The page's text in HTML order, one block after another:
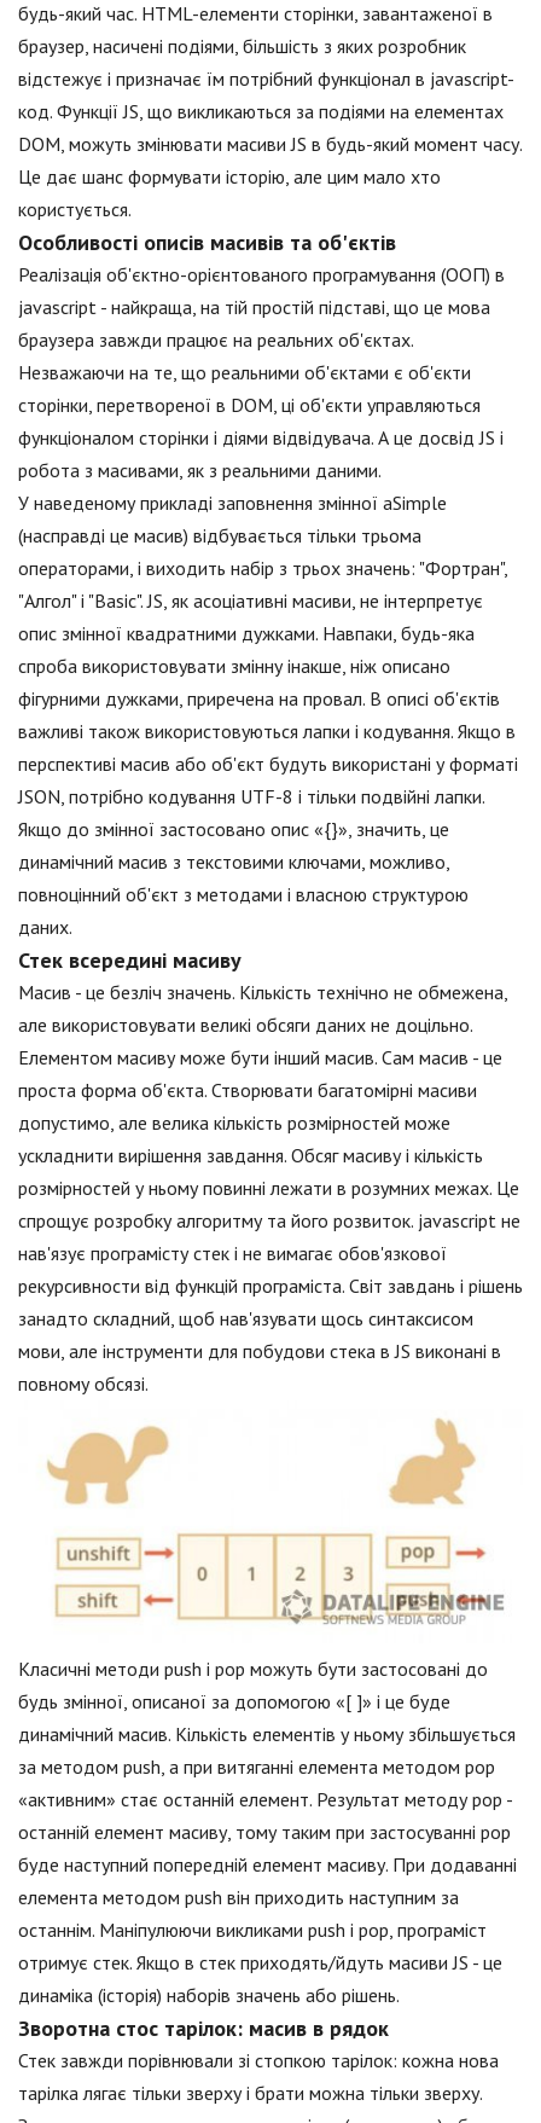
будь-який час. HTML-елементи сторінки, завантаженої в
браузер, насичені подіями, більшість з яких розробник
відстежує і призначає їм потрібний функціонал в jаvascript-
код. Функції JS, що викликаються за подіями на елементах
DOM, можуть змінювати масиви JS в будь-який момент часу.
Це дає шанс формувати історію, але цим мало хто
користується.
Особливості описів масивів та об'єктів
Реалізація об'єктно-орієнтованого програмування (ООП) в
jаvascript - найкраща, на тій простій підставі, що це мова
браузера завжди працює на реальних об'єктах.
Незважаючи на те, що реальними об'єктами є об'єкти
сторінки, перетвореної в DOM, ці об'єкти управляються
функціоналом сторінки і діями відвідувача. А це досвід JS і
робота з масивами, як з реальними даними.
У наведеному прикладі заповнення змінної aSimple
(насправді це масив) відбувається тільки трьома
операторами, і виходить набір з трьох значень: "Фортран",
"Алгол" і "Basic". JS, як асоціативні масиви, не інтерпретує
опис змінної квадратними дужками. Навпаки, будь-яка
спроба використовувати змінну інакше, ніж описано
фігурними дужками, приречена на провал. В описі об'єктів
важливі також використовуються лапки і кодування. Якщо в
перспективі масив або об'єкт будуть використані у форматі
JSON, потрібно кодування UTF-8 і тільки подвійні лапки.
Якщо до змінної застосовано опис «{}», значить, це
динамічний масив з текстовими ключами, можливо,
повноцінний об'єкт з методами і власною структурою
даних.
Стек всередині масиву
Масив - це безліч значень. Кількість технічно не обмежена,
але використовувати великі обсяги даних не доцільно.
Елементом масиву може бути інший масив. Сам масив - це
проста форма об'єкта. Створювати багатомірні масиви
допустимо, але велика кількість розмірностей може
ускладнити вирішення завдання. Обсяг масиву і кількість
розмірностей у ньому повинні лежати в розумних межах. Це
спрощує розробку алгоритму та його розвиток. jаvascript не
нав'язує програмісту стек і не вимагає обов'язкової
рекурсивности від функцій програміста. Світ завдань і рішень
занадто складний, щоб нав'язувати щось синтаксисом
мови, але інструменти для побудови стека в JS виконані в
повному обсязі.
Класичні методи push і pop можуть бути застосовані до
будь змінної, описаної за допомогою «[ ]» і це буде
динамічний масив. Кількість елементів у ньому збільшується
за методом push, а при витяганні елемента методом pop
«активним» стає останній елемент. Результат методу pop -
останній елемент масиву, тому таким при застосуванні pop
буде наступний попередній елемент масиву. При додаванні
елемента методом push він приходить наступним за
останнім. Маніпулюючи викликами push і pop, програміст
отримує стек. Якщо в стек приходять/йдуть масиви JS - це
динаміка (історія) наборів значень або рішень.
Зворотна стос тарілок: масив в рядок
Стек завжди порівнювали зі стопкою тарілок: кожна нова
тарілка лягає тільки зверху і брати можна тільки зверху.